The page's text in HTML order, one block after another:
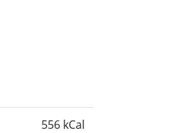
556 kCal